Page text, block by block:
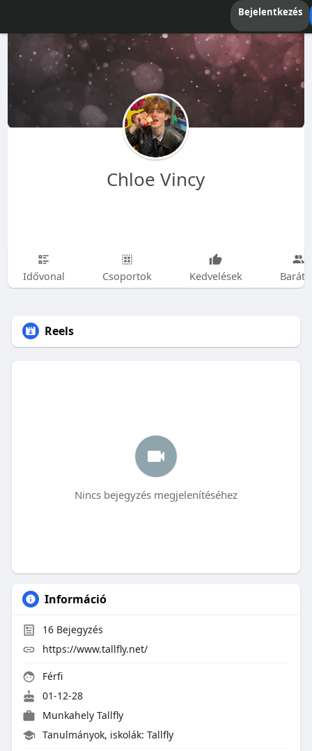
Bejelentkezés
Chloe Vincy
Idővonal Csoportok Kedvelések
Reels
Nincs bejegyzés megjelenítéséhez
Információ
16Bejegyzés
https://www.tallfly.net/
Férfi
01-12-28
Munkahely Tallfly
Tanulmányok, iskolák: Tallfly